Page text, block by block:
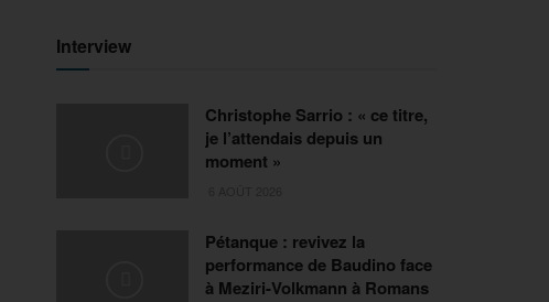
Interview
Christophe Sarrio : « ce titre,
je l’attendais depuis un
moment »
Pétanque : revivez la
performance de Baudino face
à Meziri-Volkmann à Romans